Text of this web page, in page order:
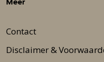
Contact
Disclaimer &